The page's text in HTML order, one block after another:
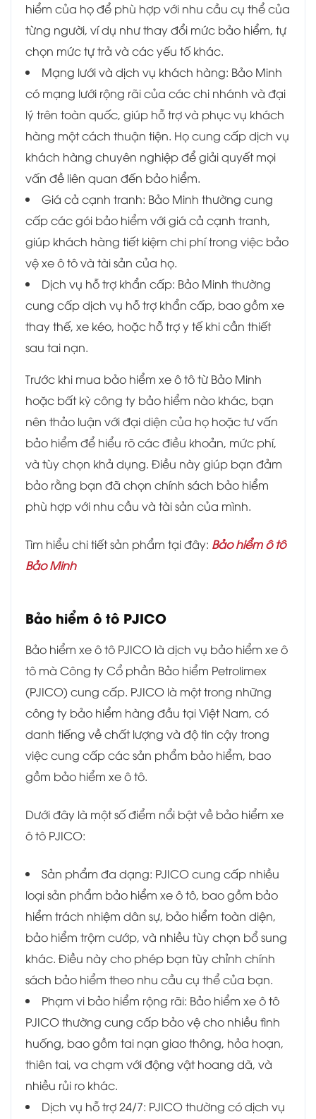
hiểm của họ để phù hợp với nhu cầu cụ thể của
từng người, ví dụ như thay đổi mức bảo hiểm, tự
chọn mức tự trả và các yếu tố khác.
Mạng lưới và dịch vụ khách hàng: Bảo Minh
có mạng lưới rộng rãi của các chi nhánh và đại
lý trên toàn quốc, giúp hỗ trợ và phục vụ khách
hàng một cách thuận tiện. Họ cung cấp dịch vụ
khách hàng chuyên nghiệp để giải quyết mọi
vấn đề liên quan đến bảo hiểm.
Giá cả cạnh tranh: Bảo Minh thường cung
cấp các gói bảo hiểm với giá cả cạnh tranh,
giúp khách hàng tiết kiệm chi phí trong việc bảo
vệ xe ô tô và tài sản của họ.
Dịch vụ hỗ trợ khẩn cấp: Bảo Minh thường
cung cấp dịch vụ hỗ trợ khẩn cấp, bao gồm xe
thay thế, xe kéo, hoặc hỗ trợ y tế khi cần thiết
sau tai nạn.
Trước khi mua bảo hiểm xe ô tô từ Bảo Minh
hoặc bất kỳ công ty bảo hiểm nào khác, bạn
nên thảo luận với đại diện của họ hoặc tư vấn
bảo hiểm để hiểu rõ các điều khoản, mức phí,
và tùy chọn khả dụng. Điều này giúp bạn đảm
bảo rằng bạn đã chọn chính sách bảo hiểm
phù hợp với nhu cầu và tài sản của mình.
Tìm hiểu chi tiết sản phẩm tại đây: Bảo hiểm ô tô
Bảo Minh
Bảo hiểm ô tô PJICO
Bảo hiểm xe ô tô PJICO là dịch vụ bảo hiểm xe ô
tô mà Công ty Cổ phần Bảo hiểm Petrolimex
(PJICO) cung cấp. PJICO là một trong những
công ty bảo hiểm hàng đầu tại Việt Nam, có
danh tiếng về chất lượng và độ tin cậy trong
việc cung cấp các sản phẩm bảo hiểm, bao
gồm bảo hiểm xe ô tô.
Dưới đây là một số điểm nổi bật về bảo hiểm xe
ô tô PJICO:
Sản phẩm đa dạng: PJICO cung cấp nhiều
loại sản phẩm bảo hiểm xe ô tô, bao gồm bảo
hiểm trách nhiệm dân sự, bảo hiểm toàn diện,
bảo hiểm trộm cướp, và nhiều tùy chọn bổ sung
khác. Điều này cho phép bạn tùy chỉnh chính
sách bảo hiểm theo nhu cầu cụ thể của bạn.
Phạm vi bảo hiểm rộng rãi: Bảo hiểm xe ô tô
PJICO thường cung cấp bảo vệ cho nhiều tình
huống, bao gồm tai nạn giao thông, hỏa hoạn,
thiên tai, va chạm với động vật hoang dã, và
nhiều rủi ro khác.
Dịch vụ hỗ trợ 24/7: PJICO thường có dịch vụ